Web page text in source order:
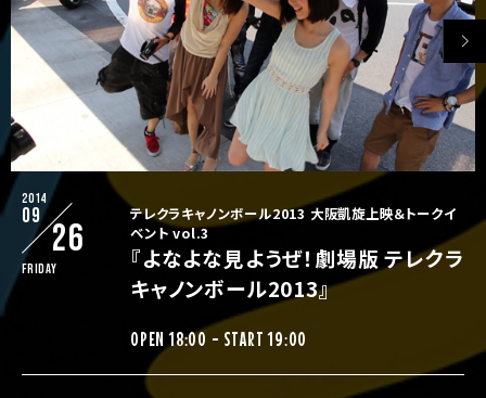
2014
09
26
Friday
テレクラキャノンボール2013 大阪凱旋上映＆トークイ
ベント vol.3
『よなよな見ようぜ！劇場版 テレクラ
キャノンボール2013』
OPEN 18:00 - START 19:00